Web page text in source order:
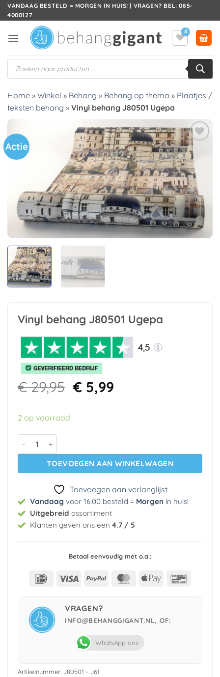
Ga
naar
VANDAAG BESTELD = MORGEN IN HUIS! | VRAGEN? BEL: 085-
4000127
Producten
zoeken
Home » Winkel » Behang » Behang op thema » Plaatjes /
teksten behang » Vinyl behang J80501 Ugepa
Actie
Toevoegen
aan
verlanglijst
Vinyl behang J80501 Ugepa
€29,95 Oorspronkelijke
prijs
€5,99Huidige
2 op voorraad
Vinyl behang J80501 Ugepa aantal
TOEVOEGEN AAN WINKELWAGEN
Toevoegen aan verlanglijst
Vandaag voor 16.00 besteld = Morgen in huis!
Uitgebreid assortiment
Klanten geven ons een 4.7 / 5
Betaal eenvoudig met o.a.:
IDeal Visa PayPal MasterCard
Apple
VRAGEN?
INFO@BEHANGGIGANT.NL, OF:
WhatsApp ons
Artikelnummer: J80501 - J61